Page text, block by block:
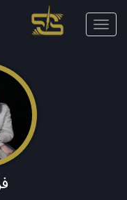
Toggle
navigation